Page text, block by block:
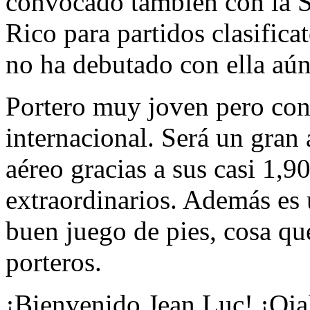
Rico para partidos
no ha debutado con ella
Portero muy joven pero
internacional. Será un
aéreo gracias a sus casi
extraordinarios. Además
buen juego de pies, cosa
porteros.
¡Bienvenido Jean Luc!